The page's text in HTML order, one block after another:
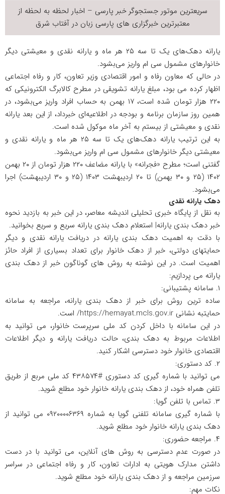
سریعترین موتور جستجوگرخبر پارسی – اخبار لحظه به لحظه از
معتبرترین خبرگزاری های پارسی زبان درآفتاب شرق
یارانه دهک‌های یک تا سه ۲۵ هر ماه و یارانه نقدی و معیشتی دیگر
خانوار‌های مشمول سی ام واریز می‌بشود.
در حالی که معاون رفاه و امور اقتصادی وزیر تعاون، کار و رفاه اجتماعی
اظهار کرده می بود، مبلغ یارانه تشویقی در مطرح کالابرگ الکترونیکی که
۲۲۰ هزار تومان شده است، ۱۷ بهمن به حساب افراد واریز می‌بشود، در
همین روز سازمان برنامه و بودجه در اطلاعیه‌ای خبرداد، از این بعد یارانه
نقدی و معیشتی از بیستم به آخر ماه موکول شده است.
به این ترتیب یارانه دهک‌های یک تا سه ۲۵ هر ماه و یارانه نقدی و
معیشتی دیگر خانوار‌های مشمول سی ام واریز می‌بشود.
گفتنی است؛ مطرح «فجرانه» با یارانه مضاعف ۲۲۰ هزار تومان از ۲۰ بهمن
۱۴۰۲ (۲۵ و ۳۰ بهمن) تا ۲۰ اردیبهشت ۱۴۰۳ (۲۵ و ۳۰ اردیبهشت) اجرا
می‌بشود.
دهک یارانه نقدی
به نقل از پایگاه خبری تحلیلی اندیشه معاصر، در این خبر به بازدید نحوه
خبر دهک بندی یارانه| استعلام دهک بندی یارانه سریع و سریع بخوانید.
با دقت به اهمیت دهک بندی یارانه در دریافت یارانه نقدی و دیگر
حمایتهای دولتی، خبر از دهک خانوار برای تعداد بسیاری از افراد حائز
اهمیت است. در این نوشته به روش های گوناگون خبر از دهک بندی
یارانه می پردازیم:
۱. سامانه پشتیبانی:
ساده ترین روش برای خبر از دهک بندی یارانه، مراجعه به سامانه
حمایتبه نشانی https://hemayat.mcls.gov.ir/ است.
در این سامانه با داخل کردن کد ملی سرپرست خانوار، می توانید به
اطلاعات مربوط به دهک بندی، حالت دریافت یارانه و دیگر اطلاعات
اقتصادی خانوار خود دسترسی اشکار کنید.
۲. کد دستوری:
می توانید با شماره گیری کد دستوری #۴۳۸۵۷۴ کد ملی مربع از طریق
تلفن همراه خود، از دهک بندی یارانه خانوار خود مطلع شوید.
۳. تماس با تلفن گویا:
با شماره گیری سامانه تلفنی گویا به شماره ۰۹۲۰۰۰۰۶۳۶۹ می توانید از
دهک بندی یارانه خانوار خود مطلع شوید.
۴. مراجعه حضوری:
در صورت عدم دسترسی به روش های آنلاین، می توانید با در دست
داشتن مدارک هویتی به ادارات تعاون، کار و رفاه اجتماعی در سراسر
سرزمین مراجعه و از دهک بندی یارانه خود مطلع شوید.
نکات مهم: